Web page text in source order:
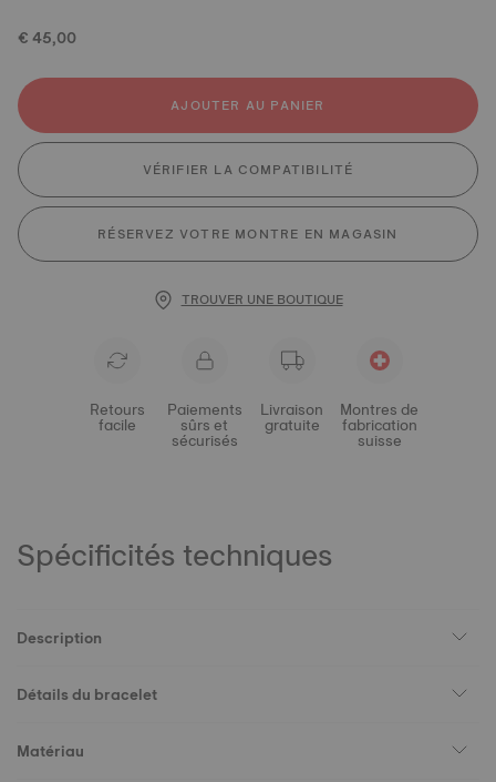
€ 45,00
AJOUTER AU PANIER
VÉRIFIER LA COMPATIBILITÉ
RÉSERVEZ VOTRE MONTRE EN MAGASIN
TROUVER UNE BOUTIQUE
Retours
facile
Paiements
sûrs et
sécurisés
Livraison
gratuite
Montres de
fabrication
suisse
Spécificités techniques
Description
Détails du bracelet
Matériau